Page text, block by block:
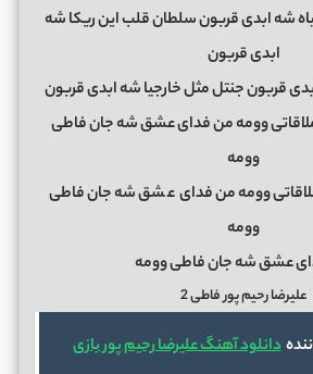
شه ابدی قربون سلطان قلب این ریکا شه
ابدی قربون
قربون جنتل مثل خارجیا شه ابدی قربون
وومه من فدای عشق شه جان فاطی
وومه
وومه من فدایعشق شه جان فاطی
وومه
عشق شه جان فاطی وومه
علیرضا رحیم پور فاطی 2
دانلود آهنگ علیرضا رحیم پور بازی